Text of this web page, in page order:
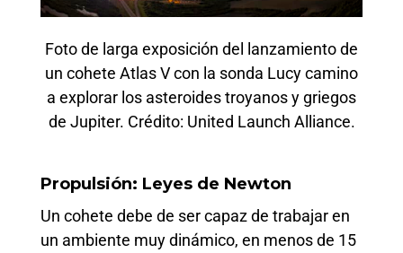
Foto de larga exposición del lanzamiento de
un cohete Atlas V con la sonda Lucy camino
a explorar los asteroides troyanos y griegos
de Jupiter. Crédito: United Launch Alliance.
Propulsión: Leyes de Newton
Un cohete debe de ser capaz de trabajar en
un ambiente muy dinámico, en menos de 15